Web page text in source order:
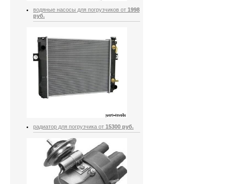
водяные насосы для погрузчиков от 1998
руб.
радиатор для погрузчика от 15300 руб.